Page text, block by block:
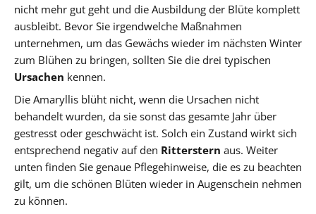
nicht mehr gut geht und die Ausbildung der Blüte komplett
ausbleibt. Bevor Sie irgendwelche Maßnahmen
unternehmen, um das Gewächs wieder im nächsten Winter
zum Blühen zu bringen, sollten Sie die drei typischen
Ursachen kennen.
Die Amaryllis blüht nicht, wenn die Ursachen nicht
behandelt wurden, da sie sonst das gesamte Jahr über
gestresst oder geschwächt ist. Solch ein Zustand wirkt sich
entsprechend negativ auf den Ritterstern aus. Weiter
unten finden Sie genaue Pflegehinweise, die es zu beachten
gilt, um die schönen Blüten wieder in Augenschein nehmen
zu können.